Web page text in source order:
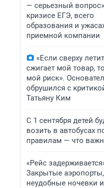
— серьезный
кризисе ЕГЭ, всего
образования и
приемной компании
«Если сверху
сжигает мой товар,
мой риск».
обрушился с
Татьяну Ким
С 1 сентября детей
возить в автобусах
правилам — что
«Рейс
Закрытые аэропорты,
неудобные ночевки